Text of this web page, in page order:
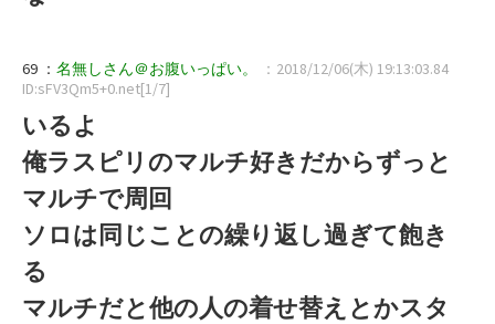
69 ： 名無しさん＠お腹いっぱい。
：2018/12/06(木) 19:13:03.84
ID:sFV3Qm5+0.net[1/7]
いるよ
俺ラスピリのマルチ好きだからずっと
マルチで周回
ソロは同じことの繰り返し過ぎて飽き
る
マルチだと他の人の着せ替えとかスタ